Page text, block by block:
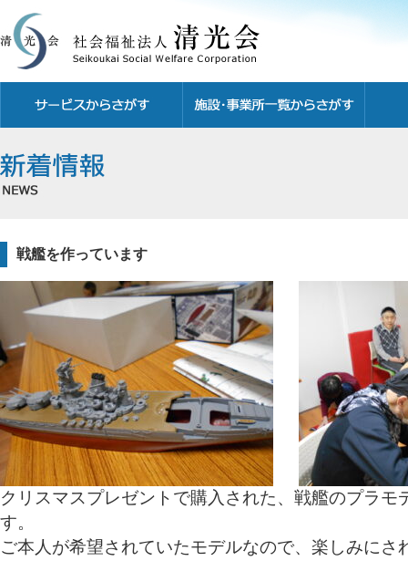
戦艦を作っています
クリスマスプレゼントで購入された、戦艦のプラ
す。
ご本人が希望されていたモデルなので、楽しみにさ